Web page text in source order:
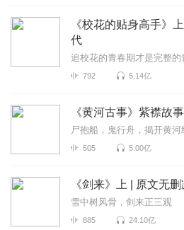
《校花的贴身高手》
代
追校花的青春期才是完整的
792 5.14亿
《黄河古事》紫襟故事
尸抱船，鬼行舟，揭开黄河
505 5.00亿
《剑来》上 | 原文无
雪中树风骨，剑来正三观
885 24.10亿